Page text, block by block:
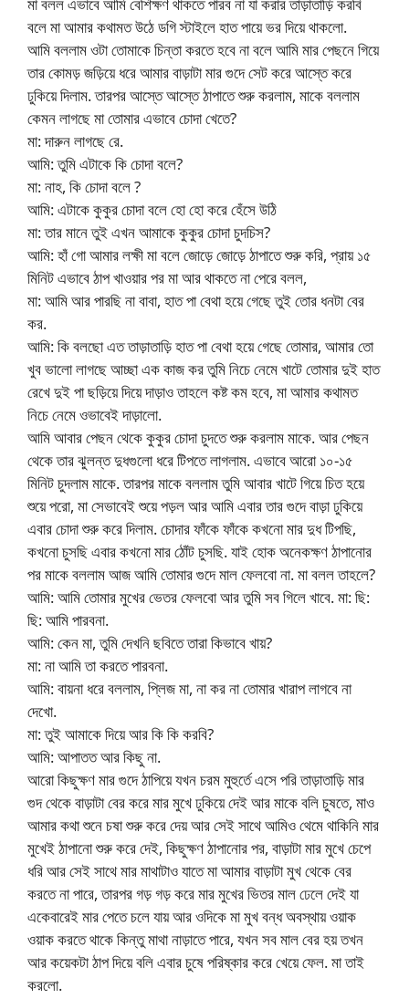
বলে মা আমার কথামত উঠে ডগি স্টাইলে হাত পায়ে ভর দিয়ে থাকলো.
আমি বললাম ওটা তোমাকে চিন্তা করতে হবে না বলে আমি মার পেছনে গিয়ে
তার কোমড় জড়িয়ে ধরে আমার বাড়াটা মার গুদে সেট করে আস্তে করে
ঢুকিয়ে দিলাম. তারপর আস্তে আস্তে ঠাপাতে শুরু করলাম, মাকে বললাম
কেমন লাগছে মা তোমার এভাবে চোদা খেতে?
মা: দারুন লাগছে রে.
আমি: তুমি এটাকে কি চোদা বলে?
মা: নাহ, কি চোদা বলে ?
আমি: এটাকে কুকুর চোদা বলে হো হো করে হেঁসে উঠি
মা: তার মানে তুই এখন আমাকে কুকুর চোদা চুদচিস?
আমি: হাঁ গো আমার লক্ষী মা বলে জোড়ে জোড়ে ঠাপাতে শুরু করি, প্রায় ১৫
মিনিট এভাবে ঠাপ খাওয়ার পর মা আর থাকতে না পেরে বলল,
মা: আমি আর পারছি না বাবা, হাত পা বেথা হয়ে গেছে তুই তোর ধনটা বের
কর.
আমি: কি বলছো এত তাড়াতাড়ি হাত পা বেথা হয়ে গেছে তোমার, আমার তো
খুব ভালো লাগছে আচ্ছা এক কাজ কর তুমি নিচে নেমে খাটে তোমার দুই হাত
রেখে দুই পা ছড়িয়ে দিয়ে দাড়াও তাহলে কষ্ট কম হবে, মা আমার কথামত
নিচে নেমে ওভাবেই দাড়ালো.
আমি আবার পেছন থেকে কুকুর চোদা চুদতে শুরু করলাম মাকে. আর পেছন
থেকে তার ঝুলন্ত দুধগুলো ধরে টিপতে লাগলাম. এভাবে আরো ১০-১৫
মিনিট চুদলাম মাকে. তারপর মাকে বললাম তুমি আবার খাটে গিয়ে চিত হয়ে
শুয়ে পরো, মা সেভাবেই শুয়ে পড়ল আর আমি এবার তার গুদে বাড়া ঢুকিয়ে
এবার চোদা শুরু করে দিলাম. চোদার ফাঁকে ফাঁকে কখনো মার দুধ টিপছি,
কখনো চুসছি এবার কখনো মার ঠোঁট চুসছি. যাই হোক অনেকক্ষণ ঠাপানোর
পর মাকে বললাম আজ আমি তোমার গুদে মাল ফেলবো না. মা বলল তাহলে?
আমি: আমি তোমার মুখের ভেতর ফেলবো আর তুমি সব গিলে খাবে. মা: ছি:
ছি: আমি পারবনা.
আমি: কেন মা, তুমি দেখনি ছবিতে তারা কিভাবে খায়?
মা: না আমি তা করতে পারবনা.
আমি: বায়না ধরে বললাম, প্লিজ মা, না কর না তোমার খারাপ লাগবে না
দেখো.
মা: তুই আমাকে দিয়ে আর কি কি করবি?
আমি: আপাতত আর কিছু না.
আরো কিছুক্ষণ মার গুদে ঠাপিয়ে যখন চরম মুহুর্তে এসে পরি তাড়াতাড়ি মার
গুদ থেকে বাড়াটা বের করে মার মুখে ঢুকিয়ে দেই আর মাকে বলি চুষতে, মাও
আমার কথা শুনে চষা শুরু করে দেয় আর সেই সাথে আমিও থেমে থাকিনি মার
মুখেই ঠাপানো শুরু করে দেই, কিছুক্ষণ ঠাপানোর পর, বাড়াটা মার মুখে চেপে
ধরি আর সেই সাথে মার মাথাটাও যাতে মা আমার বাড়াটা মুখ থেকে বের
করতে না পারে, তারপর গড় গড় করে মার মুখের ভিতর মাল ঢেলে দেই যা
একেবারেই মার পেতে চলে যায় আর ওদিকে মা মুখ বন্ধ অবস্থায় ওয়াক
ওয়াক করতে থাকে কিন্তু মাথা নাড়াতে পারে, যখন সব মাল বের হয় তখন
আর কয়েকটা ঠাপ দিয়ে বলি এবার চুষে পরিষ্কার করে খেয়ে ফেল. মা তাই
করলো.